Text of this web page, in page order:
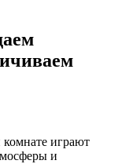
комнате играют
и